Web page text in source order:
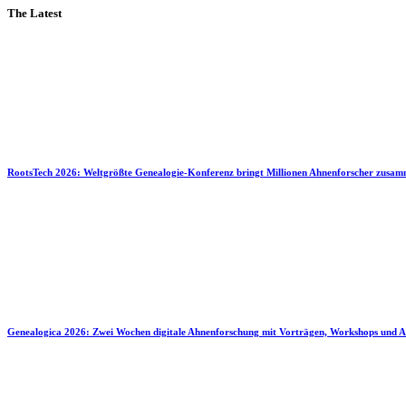
The Latest
RootsTech 2026: Weltgrößte Genealogie-Konferenz bringt Millionen Ahnenforscher
Genealogica 2026: Zwei Wochen digitale Ahnenforschung mit Vorträgen, Workshops und